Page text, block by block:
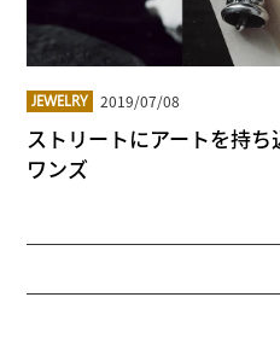
JEWELRY 2019/07/08
ストリートにアートを持
ワンズ